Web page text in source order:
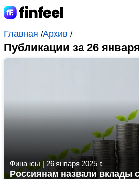
Главная /Архив /
Публикации за 26
Финансы|26 января 2025 г.
Россиянам назвали вклады